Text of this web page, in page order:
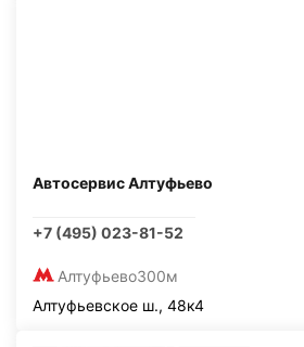
Автосервис Алтуфьево
+7 (495) 023-81-52
Алтуфьево300м
Алтуфьевское ш., 48к4